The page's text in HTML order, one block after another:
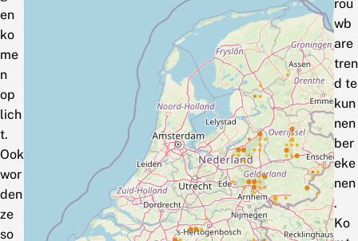
en
ko
me
n
op
lich
t.
Ook
wor
den
ze
so
rou
wb
are
tren
d te
kun
nen
ber
eke
nen
.
Ko